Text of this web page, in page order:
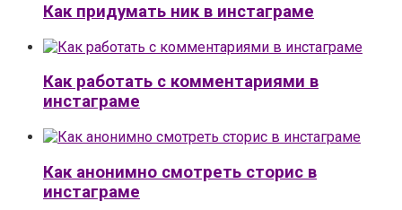
Как придумать ник в инстаграме
Как работать с комментариями в
инстаграме
Как анонимно смотреть сторис в
инстаграме